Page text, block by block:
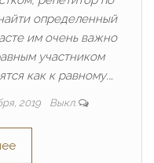
определенный
им очень важно
участником
как к равному.…
2019 Выкл.